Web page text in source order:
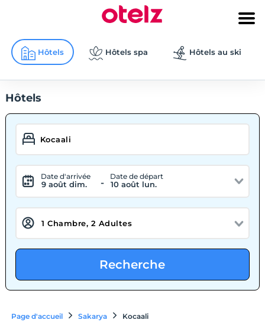
Hôtels Hôtels spa Hôtels au ski
Hôtels
Date d'arrivée
9 août dim. -
Date de départ
10 août lun.
Recherche
Page d'accueil Sakarya Kocaali